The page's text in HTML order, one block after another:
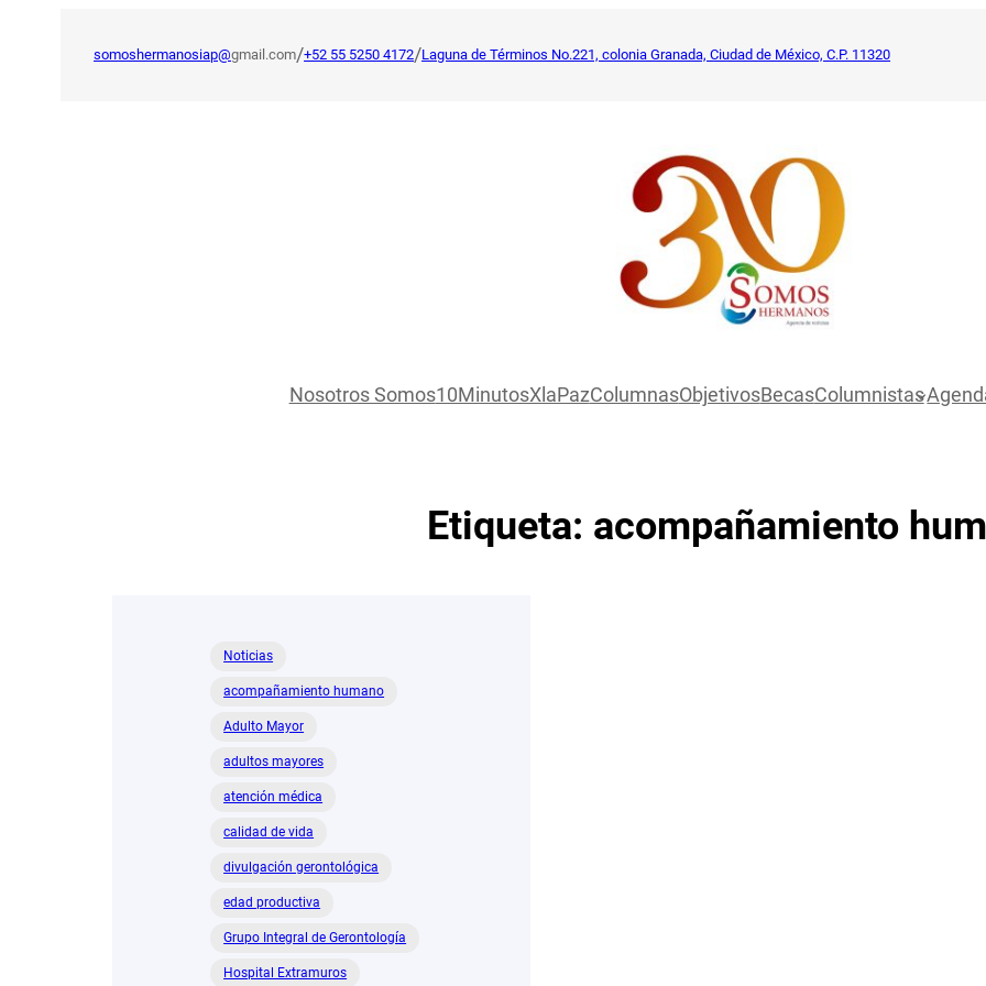
somoshermanosiap@gmail.com/+52 55 5250 4172/Laguna de Términos No.221, colonia Granada, Ciudad de México, C.P. 11320
Nosotros Somos10MinutosXlaPazColumnasObjetivosBecasColumnistas
Etiqueta: acompañamiento
Noticias
acompañamiento humano
Adulto Mayor
adultos mayores
atención médica
calidad de vida
divulgación gerontológica
edad productiva
Grupo Integral de Gerontología
Hospital Extramuros